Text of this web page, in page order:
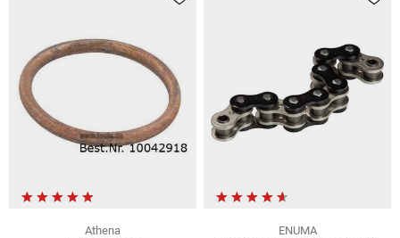
Athena
ENUMA